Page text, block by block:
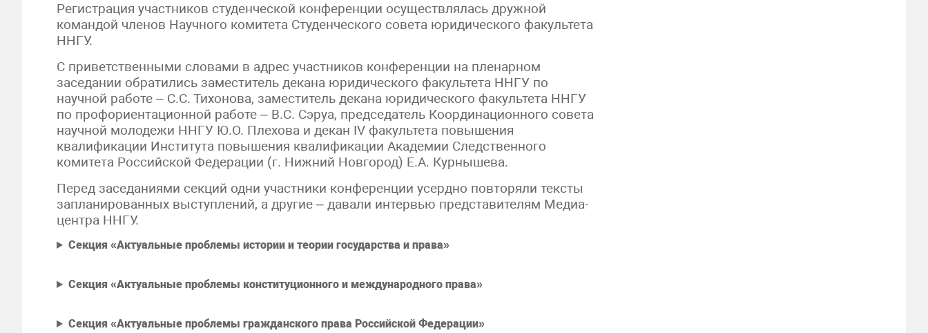
Регистрация участников студенческой конференции осуществлялась дружной
командой членов Научного комитета Студенческого совета юридического факультета
ННГУ.
С приветственными словами в адрес участников конференции на пленарном
заседании обратились заместитель декана юридического факультета ННГУ по
научной работе – С.С. Тихонова, заместитель декана юридического факультета ННГУ
по профориентационной работе – В.С. Сэруа, председатель Координационного совета
научной молодежи ННГУ Ю.О. Плехова и декан IV факультета повышения
квалификации Института повышения квалификации Академии Следственного
комитета Российской Федерации (г. Нижний Новгород) Е.А. Курнышева.
Перед заседаниями секций одни участники конференции усердно повторяли тексты
запланированных выступлений, а другие – давали интервью представителям Медиа-
центра ННГУ.
Секция «Актуальные проблемы истории и теории государства и права»
Секция «Актуальные проблемы конституционного и международного права»
Секция «Актуальные проблемы гражданского права Российской Федерации»